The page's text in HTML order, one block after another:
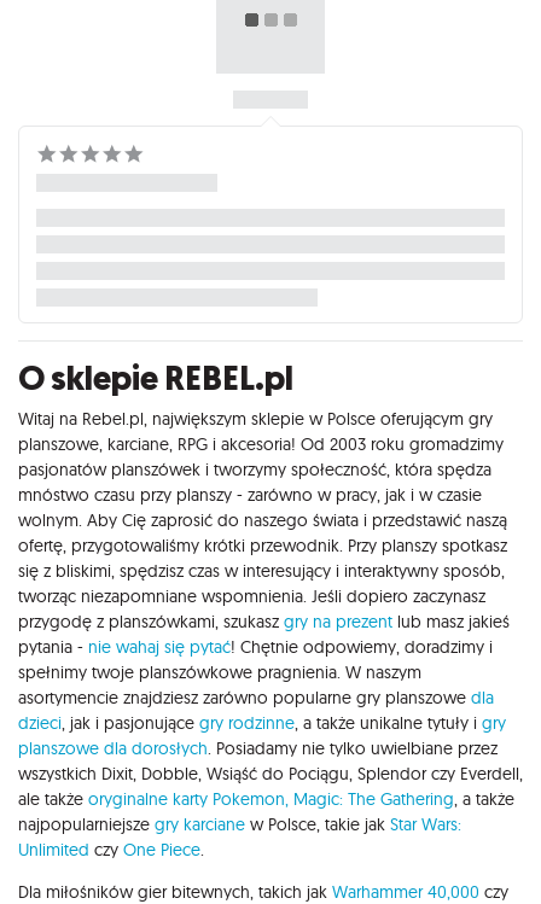
O sklepie REBEL.pl
Witaj na Rebel.pl, największym sklepie w Polsce oferującym gry
planszowe, karciane, RPG i akcesoria! Od 2003 roku gromadzimy
pasjonatów planszówek i tworzymy społeczność, która spędza
mnóstwo czasu przy planszy - zarówno w pracy, jak i w czasie
wolnym. Aby Cię zaprosić do naszego świata i przedstawić naszą
ofertę, przygotowaliśmy krótki przewodnik. Przy planszy spotkasz
się z bliskimi, spędzisz czas w interesujący i interaktywny sposób,
tworząc niezapomniane wspomnienia. Jeśli dopiero zaczynasz
przygodę z planszówkami, szukasz gry na prezent lub masz jakieś
pytania - nie wahaj się pytać! Chętnie odpowiemy, doradzimy i
spełnimy twoje planszówkowe pragnienia. W naszym
asortymencie znajdziesz zarówno popularne gry planszowe dla
dzieci, jak i pasjonujące gry rodzinne, a także unikalne tytuły i gry
planszowe dla dorosłych. Posiadamy nie tylko uwielbiane przez
wszystkich Dixit, Dobble, Wsiąść do Pociągu, Splendor czy Everdell,
ale także oryginalne karty Pokemon, Magic: The Gathering, a także
najpopularniejsze gry karciane w Polsce, takie jak Star Wars:
Unlimited czy One Piece.
Dla miłośników gier bitewnych, takich jak Warhammer 40,000 czy